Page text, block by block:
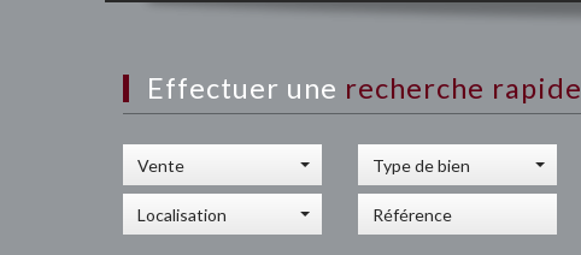
effectuer une recherche rapide
Vente
Localisation
Type de bien